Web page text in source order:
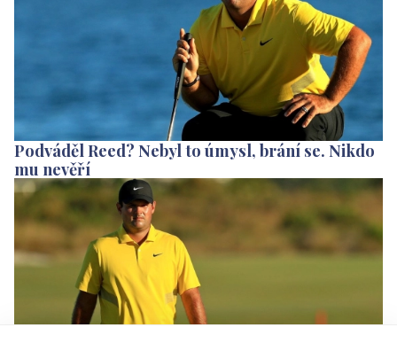
Podváděl Reed? Nebyl to úmysl, brání se. Nikdo
mu nevěří